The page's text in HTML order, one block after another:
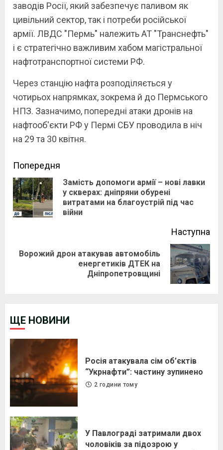
заводів Росії, який забезпечує паливом як
цивільний сектор, так і потреби російської
армії. ЛВДС "Пермь" належить АТ "Транснефть"
і є стратегічно важливим хабом магістральної
нафтотранспортної системи РФ.
Через станцію нафта розподіляється у
чотирьох напрямках, зокрема й до Пермського
НПЗ. Зазначимо, попередні атаки дронів на
нафтооб'єкти РФ у Пермі СБУ проводила в ніч
на 29 та 30 квітня.
Continue
Reading
Попередня
Замість допомоги армії – нові лавки
у скверах: дніпряни обурені
витратами на благоустрій під час
війни
Наступна
Next
Ворожий дрон атакував автомобіль
енергетиків ДТЕК на
Дніпропетровщині
ЩЕ НОВИНИ
Росія атакувала сім об’єктів
“Укрнафти”: частину зупинено
2 години тому
У Павлограді затримали двох
чоловіків за підозрою у